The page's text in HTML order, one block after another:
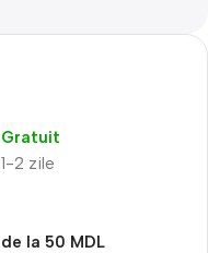
1-2 zile
Gratuit
de la 50 MDL